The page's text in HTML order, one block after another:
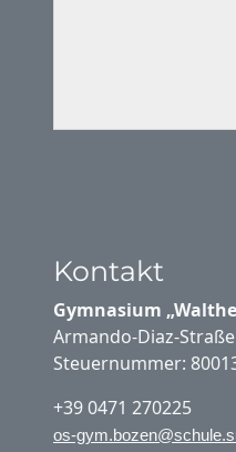
Kontakt
Gymnasium
Armando-Diaz-
Steuernummer:
+39 0471 270225
os-